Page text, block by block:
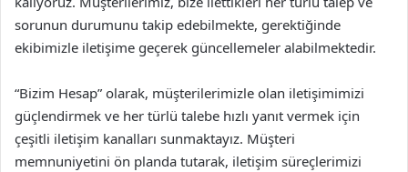
sorunun durumunu takip edebilmekte, gerektiğinde
ekibimizle iletişime geçerek güncellemeler alabilmektedir.
“Bizim Hesap” olarak, müşterilerimizle olan iletişimimizi
güçlendirmek ve her türlü talebe hızlı yanıt vermek için
çeşitli iletişim kanalları sunmaktayız. Müşteri
memnuniyetini ön planda tutarak, iletişim süreçlerimizi